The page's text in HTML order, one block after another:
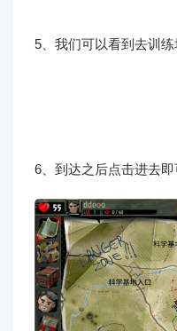
5、我们可以看到去训练
6、到达之后点击进去即